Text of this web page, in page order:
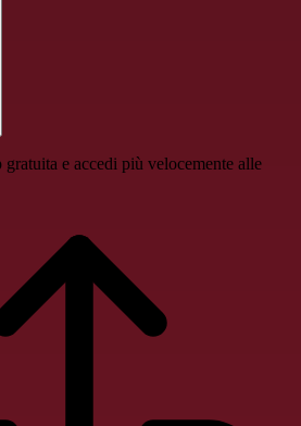
e accedi più velocemente alle